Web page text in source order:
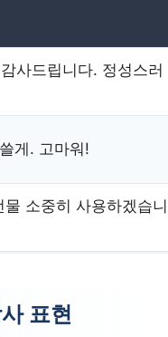
사드립니다. 정성스러
게. 고마워!
소중히 사용하겠습니
표현